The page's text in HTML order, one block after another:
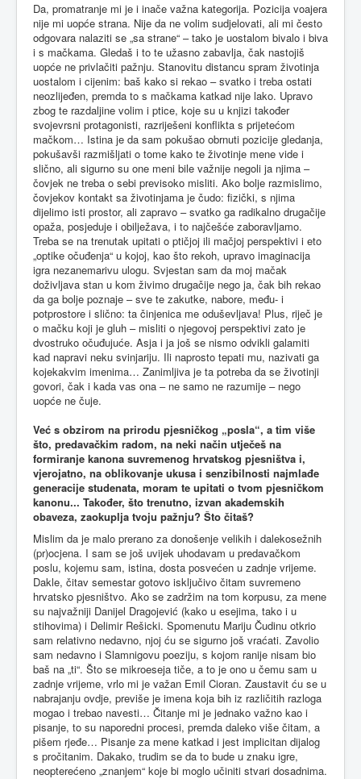
Da, promatranje mi je i inače važna kategorija. Pozicija voajera
nije mi uopće strana. Nije da ne volim sudjelovati, ali mi često
odgovara nalaziti se „sa strane“ – tako je uostalom bivalo i biva
i s mačkama. Gledaš i to te užasno zabavlja, čak nastojiš
uopće ne privlačiti pažnju. Stanovitu distancu spram životinja
uostalom i cijenim: baš kako si rekao – svatko i treba ostati
neozlijeđen, premda to s mačkama katkad nije lako. Upravo
zbog te razdaljine volim i ptice, koje su u knjizi također
svojevrsni protagonisti, razriješeni konflikta s prijetećom
mačkom… Istina je da sam pokušao obrnuti pozicije gledanja,
pokušavši razmišljati o tome kako te životinje mene vide i
slično, ali sigurno su one meni bile važnije negoli ja njima –
čovjek ne treba o sebi previsoko misliti. Ako bolje razmislimo,
čovjekov kontakt sa životinjama je čudo: fizički, s njima
dijelimo isti prostor, ali zapravo – svatko ga radikalno drugačije
opaža, posjeduje i obilježava, i to najčešće zaboravljamo.
Treba se na trenutak upitati o ptičjoj ili mačjoj perspektivi i eto
„optike očuđenja“ u kojoj, kao što rekoh, upravo imaginacija
igra nezanemarivu ulogu. Svjestan sam da moj mačak
doživljava stan u kom živimo drugačije nego ja, čak bih rekao
da ga bolje poznaje – sve te zakutke, nabore, među- i
potprostore i slično: ta činjenica me oduševljava! Plus, riječ je
o mačku koji je gluh – misliti o njegovoj perspektivi zato je
dvostruko očuđujuće. Asja i ja još se nismo odvikli galamiti
kad napravi neku svinjariju. Ili naprosto tepati mu, nazivati ga
kojekakvim imenima… Zanimljiva je ta potreba da se životinji
govori, čak i kada vas ona – ne samo ne razumije – nego
uopće ne čuje.
Već s obzirom na prirodu pjesničkog „posla“, a tim više
što, predavačkim radom, na neki način utječeš na
formiranje kanona suvremenog hrvatskog pjesništva i,
vjerojatno, na oblikovanje ukusa i senzibilnosti najmlađe
generacije studenata, moram te upitati o tvom pjesničkom
kanonu... Također, što trenutno, izvan akademskih
obaveza, zaokuplja tvoju pažnju? Što čitaš?
Mislim da je malo prerano za donošenje velikih i dalekosežnih
(pr)ocjena. I sam se još uvijek uhodavam u predavačkom
poslu, kojemu sam, istina, dosta posvećen u zadnje vrijeme.
Dakle, čitav semestar gotovo isključivo čitam suvremeno
hrvatsko pjesništvo. Ako se zadržim na tom korpusu, za mene
su najvažniji Danijel Dragojević (kako u esejima, tako i u
stihovima) i Delimir Rešicki. Spomenutu Mariju Čudinu otkrio
sam relativno nedavno, njoj ću se sigurno još vraćati. Zavolio
sam nedavno i Slamnigovu poeziju, s kojom ranije nisam bio
baš na „ti“. Što se mikroeseja tiče, a to je ono u čemu sam u
zadnje vrijeme, vrlo mi je važan Emil Cioran. Zaustavit ću se u
nabrajanju ovdje, previše je imena koja bih iz različitih razloga
mogao i trebao navesti… Čitanje mi je jednako važno kao i
pisanje, to su naporedni procesi, premda daleko više čitam, a
pišem rjeđe… Pisanje za mene katkad i jest implicitan dijalog
s pročitanim. Dakako, trudim se da to bude u znaku igre,
neopterećeno „znanjem“ koje bi moglo učiniti stvari dosadnima.